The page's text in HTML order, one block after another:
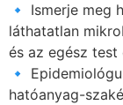
🔹 Ismerje meg
láthatatlan
és az egész test
🔹
hatóanyag-